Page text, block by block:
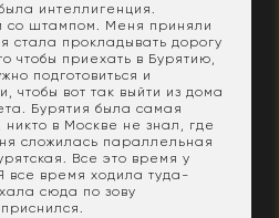
интеллигенция.
со штампом. Меня приняли
стала прокладывать дорогу
чтобы приехать в Бурятию,
подготовиться и
чтобы вот так выйти из дома
Бурятия была самая
никто в Москве не знал, где
сложилась параллельная
Все это время у
все время ходила туда-
сюда по зову